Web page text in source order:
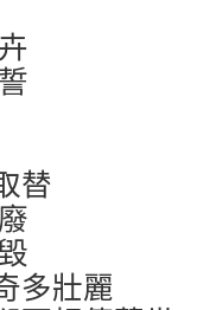
替
多壯麗